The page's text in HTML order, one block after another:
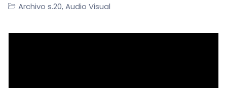
Archivo s.20, Audio Visual